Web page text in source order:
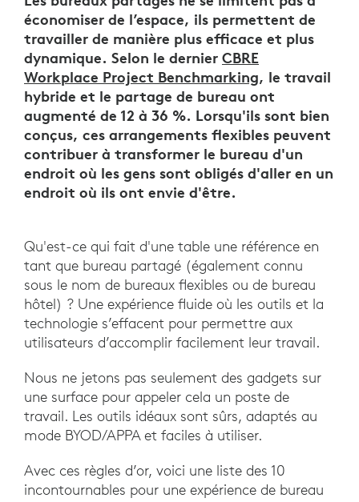
économiser de l’espace, ils permettent de
travailler de manière plus efficace et plus
dynamique. Selon le dernier CBRE
Workplace Project Benchmarking, le travail
hybride et le partage de bureau ont
augmenté de 12 à 36 %. Lorsqu'ils sont bien
conçus, ces arrangements flexibles peuvent
contribuer à transformer le bureau d'un
endroit où les gens sont obligés d'aller en un
endroit où ils ont envie d'être.
Qu'est-ce qui fait d'une table une référence en
tant que bureau partagé (également connu
sous le nom de bureaux flexibles ou de bureau
hôtel) ? Une expérience fluide où les outils et la
technologie s’effacent pour permettre aux
utilisateurs d’accomplir facilement leur travail.
Nous ne jetons pas seulement des gadgets sur
une surface pour appeler cela un poste de
travail. Les outils idéaux sont sûrs, adaptés au
mode BYOD/APPA et faciles à utiliser.
Avec ces règles d’or, voici une liste des 10
incontournables pour une expérience de bureau